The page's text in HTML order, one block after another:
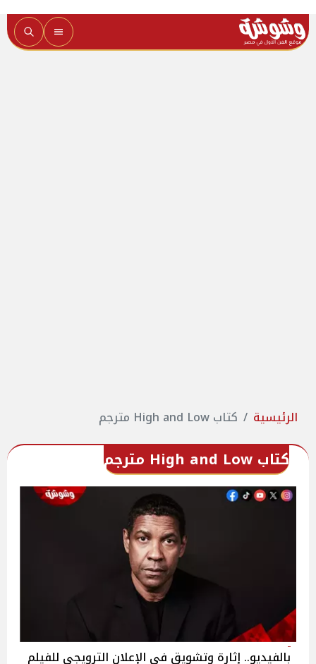
الرئيسية كتاب High and Low مترجم
كتاب High and Low مترجم
بالفيديو.. إثارة وتشويق في الإعلان الترويجي للفيلم